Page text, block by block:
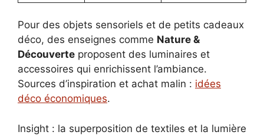
Pour des objets sensoriels et de petits cadeaux
déco, des enseignes comme Nature &
Découverte proposent des luminaires et
accessoires qui enrichissent l’ambiance.
Sources d’inspiration et achat malin : idées
déco économiques.
Insight : la superposition de textiles et la lumière